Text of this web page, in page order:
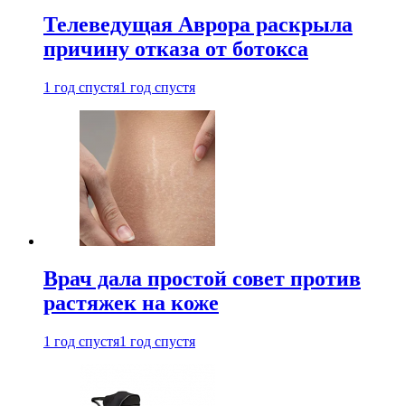
Телеведущая Аврора раскрыла
причину отказа от ботокса
1 год спустя1 год спустя
Врач дала простой совет против
растяжек на коже
1 год спустя1 год спустя